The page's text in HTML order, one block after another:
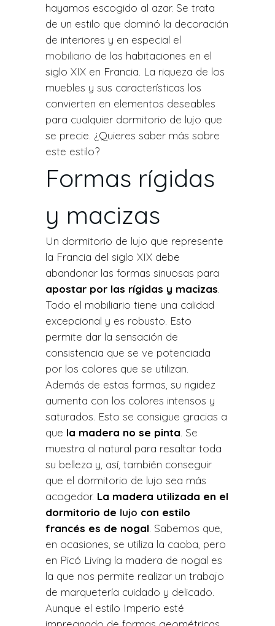
hayamos escogido al azar. Se trata
de un estilo que dominó la decoración
de interiores y en especial el
mobiliario de las habitaciones en el
siglo XIX en Francia. La riqueza de los
muebles y sus características los
convierten en elementos deseables
para cualquier dormitorio de lujo que
se precie. ¿Quieres saber más sobre
este estilo?
Formas rígidas
y macizas
Un dormitorio de lujo que represente
la Francia del siglo XIX debe
abandonar las formas sinuosas para
apostar por las rígidas y macizas
Todo el mobiliario tiene una calidad
excepcional y es robusto. Esto
permite dar la sensación de
consistencia que se ve potenciada
por los colores que se utilizan.
Además de estas formas, su rigidez
aumenta con los colores intensos y
saturados. Esto se consigue gracias a
que la madera no se pinta . Se
muestra al natural para resaltar toda
su belleza y, así, también conseguir
que el dormitorio de lujo sea más
acogedor. La madera utilizada en el
dormitorio de lujo con estilo
francés es de nogal . Sabemos que,
en ocasiones, se utiliza la caoba, pero
en Picó Living la madera de nogal es
la que nos permite realizar un trabajo
de marquetería cuidado y delicado.
Aunque el estilo Imperio esté